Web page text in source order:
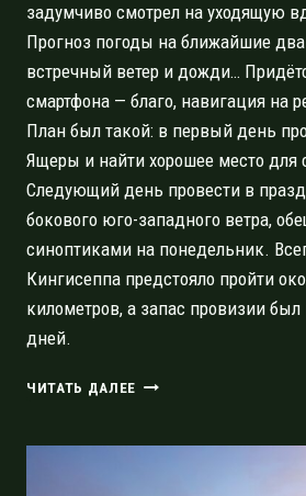
задумчиво смотрел на уходящую
Прогноз погоды на ближайшие
встречный ветер и дожди…
смартфона — благо, навигация на
План был такой: в первый день
Ящеры и найти хорошее место для
Следующий день провести в
бокового юго-западного ветра,
синоптиками на понедельник.
Кингисеппа предстояло пройти
километров, а запас провизии был
дней.
ЧИТАТЬ ДАЛЕЕ СПЛАВ
ЛУГЕ